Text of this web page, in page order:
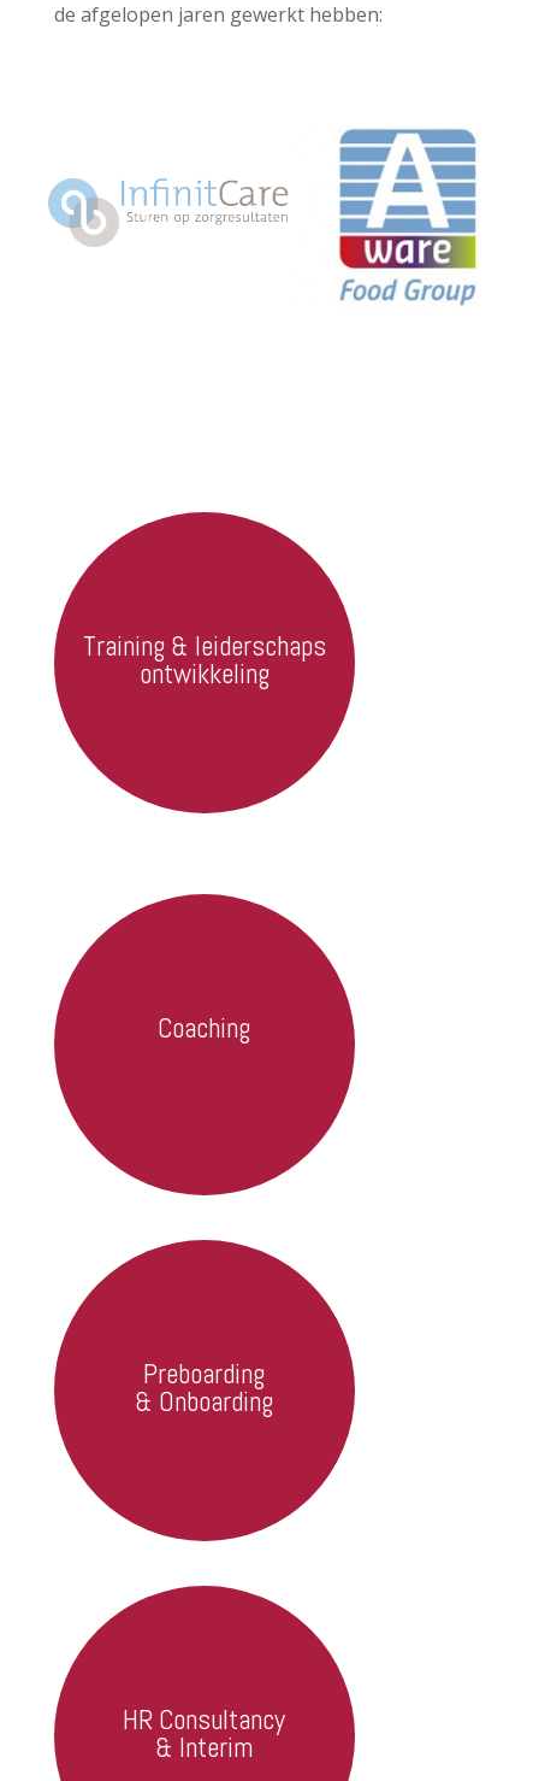
de afgelopen jaren gewerkt hebben:
Training & leiderschaps
ontwikkeling
Coaching
Preboarding
& Onboarding
HR Consultancy
& Interim